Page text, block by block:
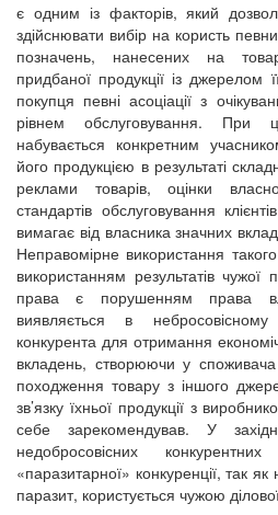
є одним із факторів, який
здійснювати вибір на користь
позначень, нанесених на
придбаної продукції із джерелом
покупця певні асоціації з
рівнем обслуговування. При
набувається конкретним
його продукцією в результаті
реклами товарів, оцінки
стандартів обслуговування
вимагає від власника значних
Неправомірне використання
використанням результатів чужої
права є порушенням права
виявляється в небросовісному
конкурента для отримання
вкладень, створюючи у
походження товару з іншого
зв’язку їхньої продукції з
себе зарекомендував. У
недобросовісних
«паразитарної» конкуренції, так як
паразит, користується чужою